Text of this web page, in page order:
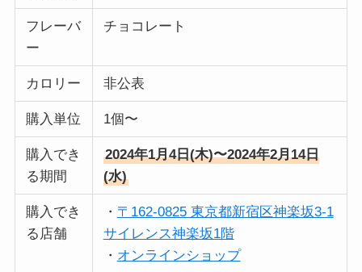
フレーバ
ー
チョコレート
カロリー 非公表
購入単位 1個〜
購入でき
る期間
2024年1月4日(木)〜2024年2月14日
(水)
購入でき
る店舗
・ 〒162-0825 東京都新宿区神楽坂3-1
サイレンス神楽坂1階
・ オンラインショップ